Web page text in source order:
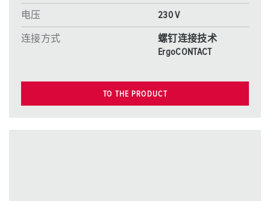
电压 230 V
连接方式
螺钉连接技术
ErgoCONTACT
TO THE PRODUCT